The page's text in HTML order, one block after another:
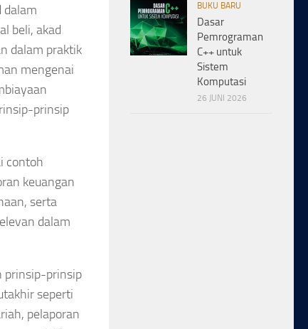
dalam
beli, akad
dalam praktik
mengenai
prinsip
contoh
keuangan
serta
dalam
prinsip-prinsip
seperti
pelaporan
BUKU BARU
Dasar
Pemrograman
C++ untuk
Sistem
Komputasi
26 JUNI 2026